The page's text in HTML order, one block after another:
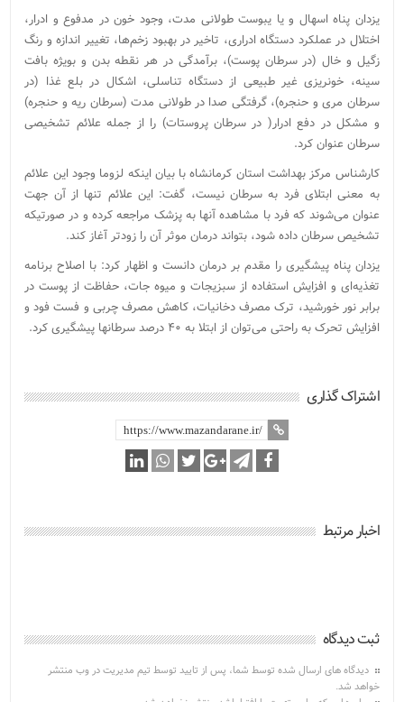
یزدان پناه اسهال و یا یبوست طولانی مدت، وجود خون در مدفوع و ادرار،
اختلال در عملکرد دستگاه ادراری، تاخیر در بهبود زخم‌ها، تغییر اندازه و رنگ
زگیل و خال (در سرطان پوست)، برآمدگی در هر نقطه بدن و بویژه بافت
سینه، خونریزی غیر طبیعی از دستگاه تناسلی، اشکال در بلع غذا (در
سرطان مری و حنجره)، گرفتگی صدا در طولانی مدت (سرطان ریه و حنجره)
و مشکل در دفع ادرار( در سرطان پروستات) را از جمله علائم تشخیصی
سرطان عنوان کرد.
کارشناس مرکز بهداشت استان کرمانشاه با بیان اینکه لزوما وجود این علائم
به معنی ابتلای فرد به سرطان نیست، گفت: این علائم تنها از آن جهت
عنوان می‌شوند که فرد با مشاهده آنها به پزشک مراجعه کرده و در صورتیکه
تشخیص سرطان داده شود، بتواند درمان موثر آن را زودتر آغاز کند.
یزدان پناه پیشگیری را مقدم بر درمان دانست و اظهار کرد: با اصلاح برنامه
تغذیه‌ای و افزایش استفاده از سبزیجات و میوه جات، حفاظت از پوست در
برابر نور خورشید، ترک مصرف دخانیات، کاهش مصرف چربی و فست فود و
افزایش تحرک به راحتی می‌توان از ابتلا به ۴۰ درصد سرطانها پیشگیری کرد.
اشتراک گذاری
اخبار مرتبط
ثبت دیدگاه
دیدگاه های ارسال شده توسط شما، پس از تایید توسط تیم مدیریت در وب منتشر
خواهد شد.